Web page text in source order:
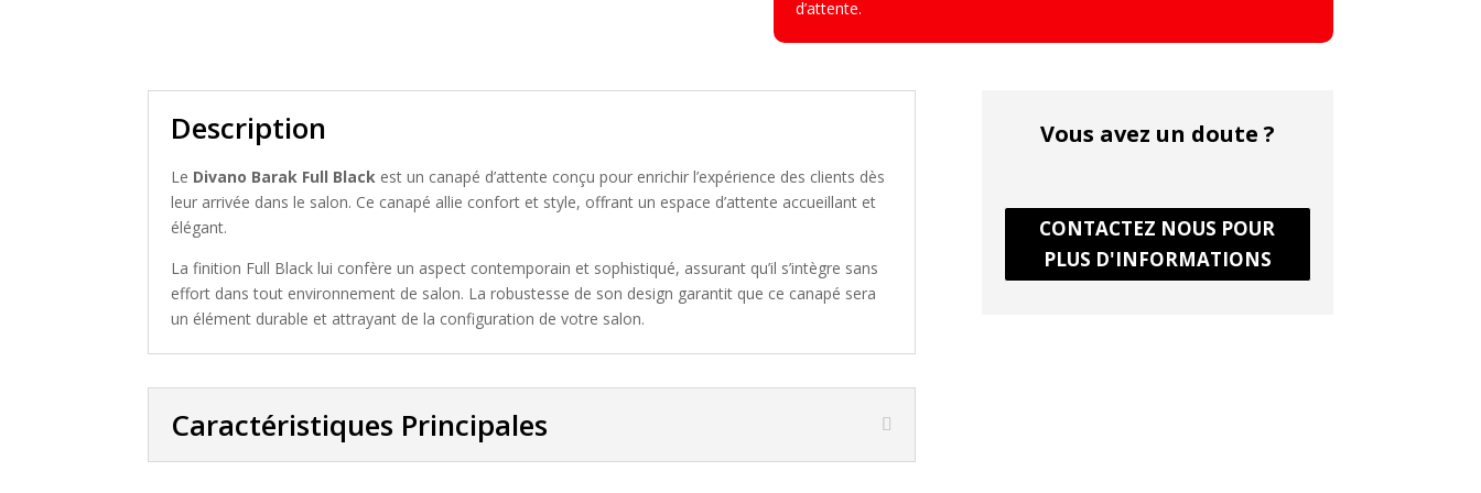
d’attente.
Description
Le Divano Barak Full Black est un canapé d’attente conçu pour enrichir l’expérience des clients dès
leur arrivée dans le salon. Ce canapé allie confort et style, offrant un espace d’attente accueillant et
élégant.
La finition Full Black lui confère un aspect contemporain et sophistiqué, assurant qu’il s’intègre sans
effort dans tout environnement de salon. La robustesse de son design garantit que ce canapé sera
un élément durable et attrayant de la configuration de votre salon.
Caractéristiques Principales
Vous avez un doute ?
CONTACTEZ NOUS POUR
PLUS D'INFORMATIONS